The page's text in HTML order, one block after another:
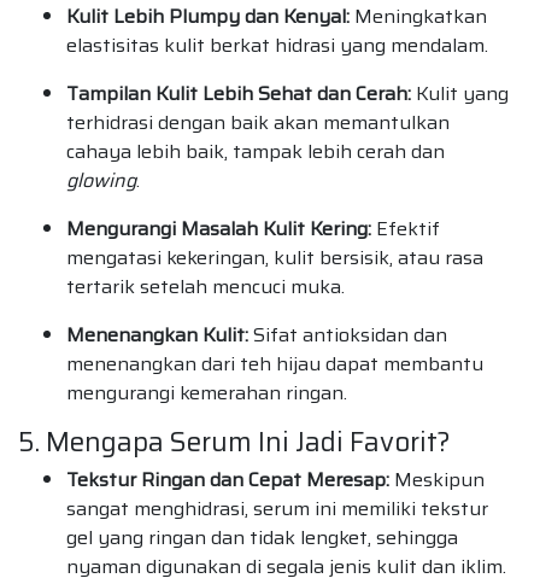
Kulit Lebih Plumpy dan Kenyal: Meningkatkan
elastisitas kulit berkat hidrasi yang mendalam.
Tampilan Kulit Lebih Sehat dan Cerah: Kulit yang
terhidrasi dengan baik akan memantulkan
cahaya lebih baik, tampak lebih cerah dan
glowing.
Mengurangi Masalah Kulit Kering: Efektif
mengatasi kekeringan, kulit bersisik, atau rasa
tertarik setelah mencuci muka.
Menenangkan Kulit:Sifat antioksidan dan
menenangkan dari teh hijau dapat membantu
mengurangi kemerahan ringan.
5. Mengapa Serum Ini Jadi Favorit?
Tekstur Ringan dan Cepat Meresap: Meskipun
sangat menghidrasi, serum ini memiliki tekstur
gel yang ringan dan tidak lengket, sehingga
nyaman digunakan di segala jenis kulit dan iklim.